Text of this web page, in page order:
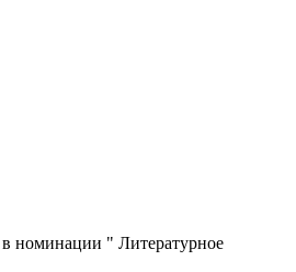
номинации " Литературное